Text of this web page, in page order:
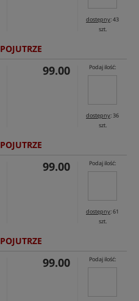
dostępny: 43
szt.
POJUTRZE
99.00 Podaj ilość:
dostępny: 36
szt.
POJUTRZE
99.00 Podaj ilość:
dostępny: 61
szt.
POJUTRZE
99.00 Podaj ilość: